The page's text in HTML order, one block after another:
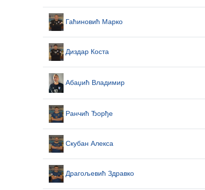
Гаћиновић Марко
Диздар Коста
Абаџић Владимир
Ранчић Ђорђе
Скубан Алекса
Драгољевић Здравко